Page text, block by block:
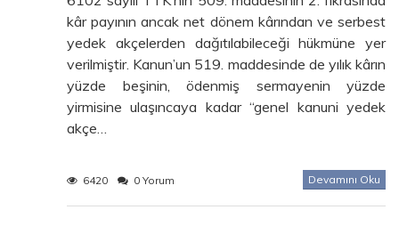
kâr payının ancak net dönem kârından ve serbest
yedek akçelerden dağıtılabileceği hükmüne yer
verilmiştir. Kanun’un 519. maddesinde de yılık kârın
yüzde beşinin, ödenmiş sermayenin yüzde
yirmisine ulaşıncaya kadar “genel kanuni yedek
akçe…
6420 0 Yorum Devamını Oku